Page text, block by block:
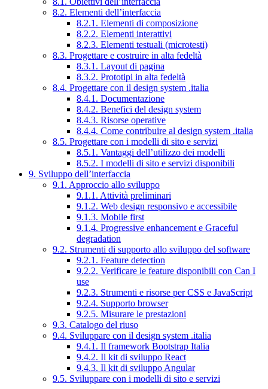
8.2. Elementi dell’interfaccia
8.2.1. Elementi di composizione
8.2.2. Elementi interattivi
8.2.3. Elementi testuali (microtesti)
8.3. Progettare e costruire in alta fedeltà
8.3.1. Layout di pagina
8.3.2. Prototipi in alta fedeltà
8.4. Progettare con il design system .italia
8.4.1. Documentazione
8.4.2. Benefici del design system
8.4.3. Risorse operative
8.4.4. Come contribuire al design system .italia
8.5. Progettare con i modelli di sito e servizi
8.5.1. Vantaggi dell’utilizzo dei modelli
8.5.2. I modelli di sito e servizi disponibili
9. Sviluppo dell’interfaccia
9.1. Approccio allo sviluppo
9.1.1. Attività preliminari
9.1.2. Web design responsivo e accessibile
9.1.3. Mobile first
9.1.4. Progressive enhancement e Graceful
degradation
9.2. Strumenti di supporto allo sviluppo del software
9.2.1. Feature detection
9.2.2. Verificare le feature disponibili con Can I
use
9.2.3. Strumenti e risorse per CSS e JavaScript
9.2.4. Supporto browser
9.2.5. Misurare le prestazioni
9.3. Catalogo del riuso
9.4. Sviluppare con il design system .italia
9.4.1. Il framework Bootstrap Italia
9.4.2. Il kit di sviluppo React
9.4.3. Il kit di sviluppo Angular
9.5. Sviluppare con i modelli di sito e servizi